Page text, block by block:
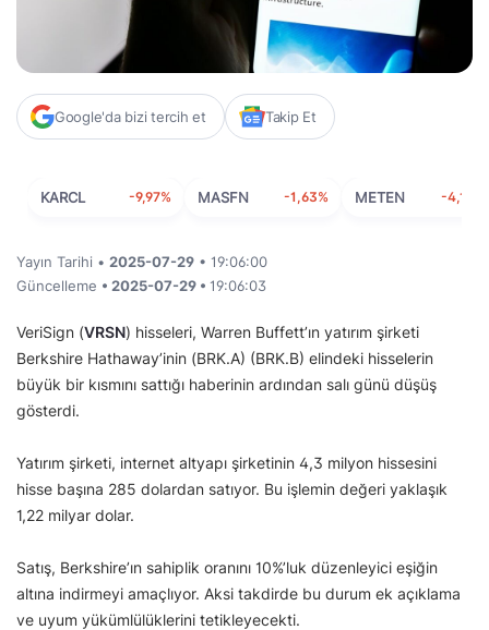
Google'da bizi tercih et Takip Et
KARCL -9,97% MASFN -1,63% METEN -4,10%
Yayın Tarihi • 2025-07-29 • 19:06:00
Güncelleme • 2025-07-29 • 19:06:03
VeriSign (VRSN) hisseleri, Warren Buffett’ın yatırım şirketi
Berkshire Hathaway’inin (BRK.A) (BRK.B) elindeki hisselerin
büyük bir kısmını sattığı haberinin ardından salı günü düşüş
gösterdi.
Yatırım şirketi, internet altyapı şirketinin 4,3 milyon hissesini
hisse başına 285 dolardan satıyor. Bu işlemin değeri yaklaşık
1,22 milyar dolar.
Satış, Berkshire’ın sahiplik oranını 10%’luk düzenleyici eşiğin
altına indirmeyi amaçlıyor. Aksi takdirde bu durum ek açıklama
ve uyum yükümlülüklerini tetikleyecekti.